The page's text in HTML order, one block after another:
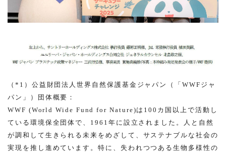
（*1）公益財団法人世界自然保護基金ジャパン（「WWFジャ
パン」）団体概要：
WWF (World Wide Fund for Nature)は100カ国以上で活動し
ている環境保全団体で、1961年に設立されました。人と自然
が調和して生きられる未来をめざして、サステナブルな社会の
実現を推し進めています。特に、失われつつある生物多様性の